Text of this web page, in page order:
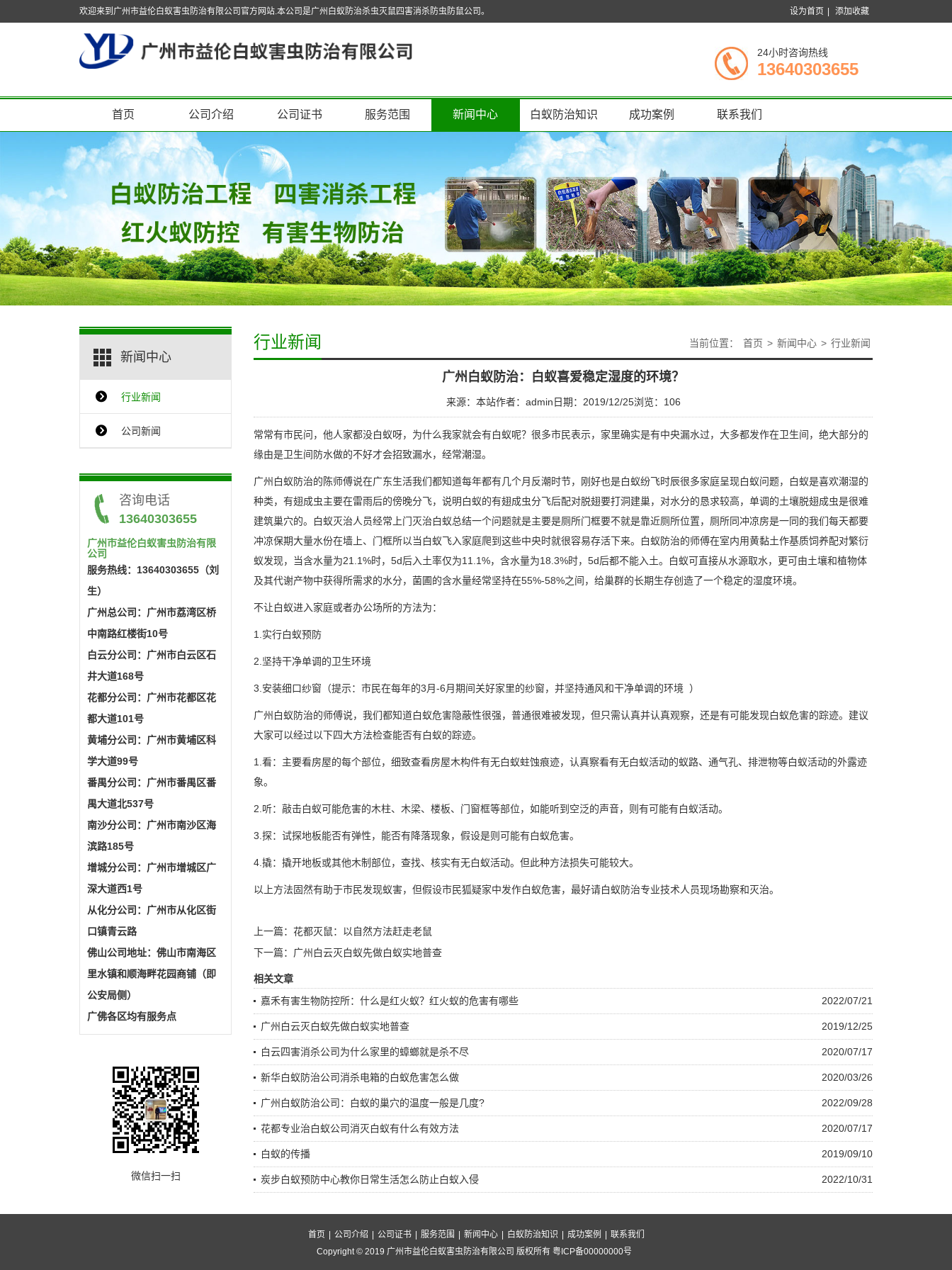
欢迎来到广州市益伦白蚁害虫防治有限公司官方网站.本公司是广州白蚁防治杀虫灭鼠四害消杀防虫防鼠公司。 设为首页 添加收藏
24小时咨询热线
13640303655
首页 公司介绍 公司证书 服务范围 新闻中心 白蚁防治知识 成功案例 联系我们
新闻中心
{$ClassName_en}
行业新闻
公司新闻
咨询电话
13640303655
广州市益伦白蚁害虫防治有限
公司
服务热线：13640303655（刘
生）
广州总公司：广州市荔湾区桥
中南路红楼街10号
白云分公司：广州市白云区石
井大道168号
花都分公司：广州市花都区花
都大道101号
黄埔分公司：广州市黄埔区科
学大道99号
番禺分公司：广州市番禺区番
禺大道北537号
南沙分公司：广州市南沙区海
滨路185号
增城分公司：广州市增城区广
深大道西1号
从化分公司：广州市从化区街
口镇青云路
佛山公司地址：佛山市南海区
里水镇和顺海畔花园商铺（即
公安局侧）
广佛各区均有服务点
微信扫一扫
行业新闻 当前位置： 首页 > 新闻中心 > 行业新闻
广州白蚁防治：白蚁喜爱稳定湿度的环境？
来源：本站作者：admin 日期：2019/12/25浏览： 106
常常有市民问，他人家都没白蚁呀，为什么我家就会有白蚁呢？很多市民表示，家里确实是有中央漏水过，大多都发作在卫生间，绝大部分的
缘由是卫生间防水做的不好才会招致漏水，经常潮湿。
广州白蚁防治的陈师傅说在广东生活我们都知道每年都有几个月反潮时节，刚好也是白蚁纷飞时辰很多家庭呈现白蚁问题，白蚁是喜欢潮湿的
种类，有翅成虫主要在雷雨后的傍晚分飞，说明白蚁的有翅成虫分飞后配对脱翅要打洞建巢，对水分的恳求较高，单调的土壤脱翅成虫是很难
建筑巢穴的。白蚁灭治人员经常上门灭治白蚁总结一个问题就是主要是厕所门框要不就是靠近厕所位置，厕所同冲凉房是一同的我们每天都要
冲凉保期大量水份在墙上、门框所以当白蚁飞入家庭爬到这些中央时就很容易存活下来。白蚁防治的师傅在室内用黄黏土作基质饲养配对繁衍
蚁发现，当含水量为21.1%时，5d后入土率仅为11.1%，含水量为18.3%时，5d后都不能入土。白蚁可直接从水源取水，更可由土壤和植物体
及其代谢产物中获得所需求的水分，菌圃的含水量经常坚持在55%-58%之间，给巢群的长期生存创造了一个稳定的湿度环境。
不让白蚁进入家庭或者办公场所的方法为：
1.实行白蚁预防
2.坚持干净单调的卫生环境
3.安装细口纱窗（提示：市民在每年的3月-6月期间关好家里的纱窗，并坚持通风和干净单调的环境 ）
广州白蚁防治的师傅说，我们都知道白蚁危害隐蔽性很强，普通很难被发现，但只需认真并认真观察，还是有可能发现白蚁危害的踪迹。建议
大家可以经过以下四大方法检查能否有白蚁的踪迹。
1.看：主要看房屋的每个部位，细致查看房屋木构件有无白蚁蛀蚀痕迹，认真察看有无白蚁活动的蚁路、通气孔、排泄物等白蚁活动的外露迹
象。
2.听：敲击白蚁可能危害的木柱、木梁、楼板、门窗框等部位，如能听到空泛的声音，则有可能有白蚁活动。
3.探：试探地板能否有弹性，能否有降落现象，假设是则可能有白蚁危害。
4.撬：撬开地板或其他木制部位，查找、核实有无白蚁活动。但此种方法损失可能较大。
以上方法固然有助于市民发现蚁害，但假设市民狐疑家中发作白蚁危害，最好请白蚁防治专业技术人员现场勘察和灭治。
上一篇：花都灭鼠：以自然方法赶走老鼠
下一篇： 广州白云灭白蚁先做白蚁实地普查
相关文章
2022/07/21
嘉禾有害生物防控所：什么是红火蚁？红火蚁的危害有哪些
2019/12/25
广州白云灭白蚁先做白蚁实地普查
2020/07/17
白云四害消杀公司为什么家里的蟑螂就是杀不尽
2020/03/26
新华白蚁防治公司消杀电箱的白蚁危害怎么做
2022/09/28
广州白蚁防治公司：白蚁的巢穴的温度一般是几度?
2020/07/17
花都专业治白蚁公司消灭白蚁有什么有效方法
2019/09/10
白蚁的传播
2022/10/31
炭步白蚁预防中心教你日常生活怎么防止白蚁入侵
首页 公司介绍 公司证书 服务范围 新闻中心 白蚁防治知识 成功案例
联系我们
Copyright © 2019 广州市益伦白蚁害虫防治有限公司 版权所有 粤ICP备00000000号